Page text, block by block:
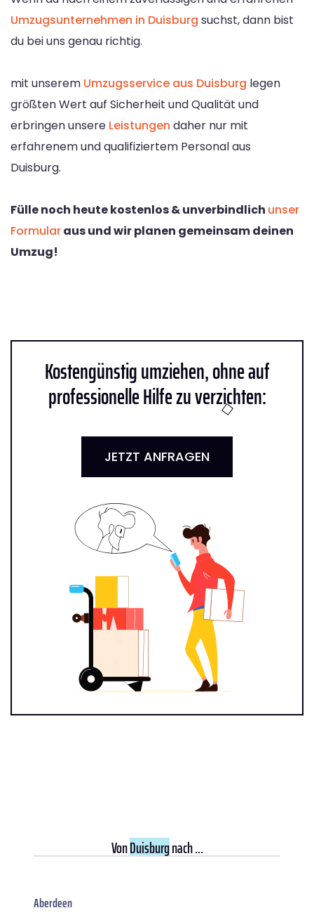
Umzugsunternehmen in Duisburg suchst, dann bist
du bei uns genau richtig.
mit unserem Umzugsservice aus Duisburg legen
größten Wert auf Sicherheit und Qualität und
erbringen unsere Leistungen daher nur mit
erfahrenem und qualifiziertem Personal aus
Duisburg.
Fülle noch heute kostenlos & unverbindlich unser
Formularaus und wir planen gemeinsam deinen
Umzug!
Kostengünstig umziehen, ohne auf
professionelle Hilfe zu verzichten:
JETZT ANFRAGEN
VonDuisburgnach ...
Aberdeen